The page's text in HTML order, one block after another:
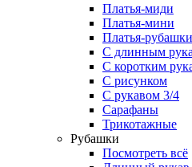
Платья-миди
Платья-мини
Платья-рубашки
С длинным
С коротким
С рисунком
С рукавом 3/4
Сарафаны
Трикотажные
Рубашки
Посмотреть всё